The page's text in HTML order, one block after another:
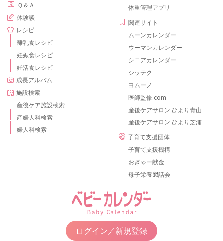
Ｑ＆Ａ
体験談
レシピ
離乳食レシピ
妊娠食レシピ
妊活食レシピ
成長アルバム
施設検索
産後ケア施設検索
産婦人科検索
婦人科検索
体重管理アプリ
関連サイト
ムーンカレンダー
ウーマンカレンダー
シニアカレンダー
シッテク
ヨムーノ
医師監修.com
産後ケアサロン ひより青山
産後ケアサロン ひより芝浦
子育て支援団体
子育て支援機構
おぎゃー献金
母子栄養懇話会
ログイン／新規登録